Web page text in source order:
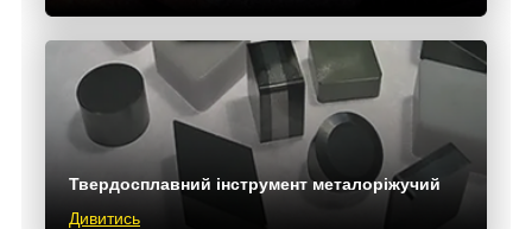
Твердосплавний інструмент металоріжучий
Дивитись